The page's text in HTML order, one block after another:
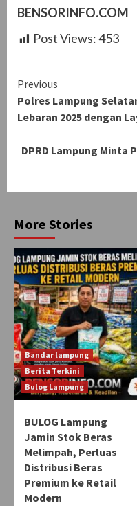
BENSORINFO.COM
Post Views:453
Continue
Reading
Previous
Polres Lampung
Lebaran 2025 dengan
DPRD Lampung Minta
More Stories
Bandar lampung
Berita Terkini
Bulog Lampung
BULOG Lampung
Jamin Stok Beras
Melimpah, Perluas
Distribusi Beras
Premium ke Retail
Modern